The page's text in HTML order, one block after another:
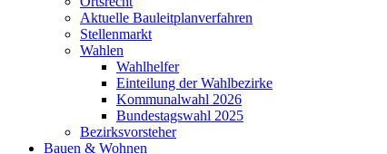
Aktuelle Bauleitplanverfahren
Stellenmarkt
Wahlen
Wahlhelfer
Einteilung der Wahlbezirke
Kommunalwahl 2026
Bundestagswahl 2025
Bezirksvorsteher
Bauen & Wohnen